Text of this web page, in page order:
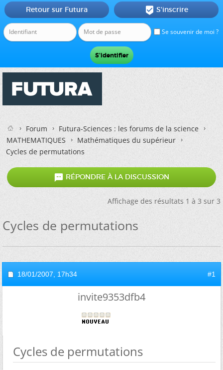
Se souvenir de moi ?
Retour sur Futura  S'inscrire
Forum
Futura-Sciences : les forums de la science
MATHEMATIQUES
Mathématiques du supérieur
Cycles de permutations
 RÉPONDRE À LA DISCUSSION
Affichage des résultats 1 à 3 sur 3
Cycles de permutations
18/01/2007, 17h34 #1
invite9353dfb4
Cycles de permutations